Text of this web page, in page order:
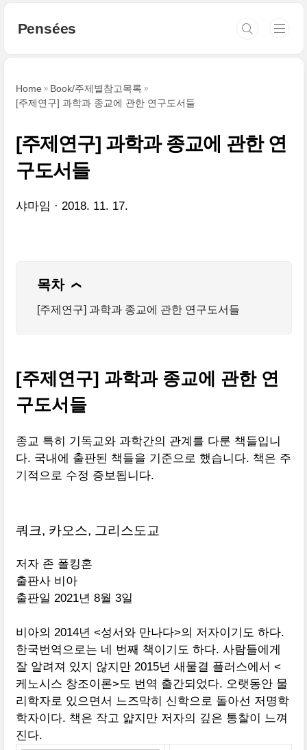
Pensées
Home
Book/주제별참고목록
[주제연구] 과학과 종교에 관한 연구도서들
[주제연구] 과학과 종교에 관한 연
구도서들
샤마임 2018. 11. 17.
목차 ❯
[주제연구] 과학과 종교에 관한 연구도서들
[주제연구] 과학과 종교에 관한 연
구도서들
종교 특히 기독교와 과학간의 관계를 다룬 책들입니
다. 국내에 출판된 책들을 기준으로 했습니다. 책은 주
기적으로 수정 증보됩니다.
쿼크, 카오스, 그리스도교
저자 존 폴킹혼
출판사 비아
출판일 2021년 8월 3일
비아의 2014년 <성서와 만나다>의 저자이기도 하다.
한국번역으로는 네 번째 책이기도 하다. 사람들에게
잘 알려져 있지 않지만 2015년 새물결 플러스에서 <
케노시스 창조이론>도 번역 출간되었다. 오랫동안 물
리학자로 있으면서 느즈막히 신학으로 돌아선 저명학
학자이다. 책은 작고 얇지만 저자의 깊은 통찰이 느껴
진다.